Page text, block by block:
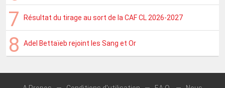
Résultat du tirage au sort de la CAF CL 2026-2027
Adel Bettaïeb rejoint les Sang et Or